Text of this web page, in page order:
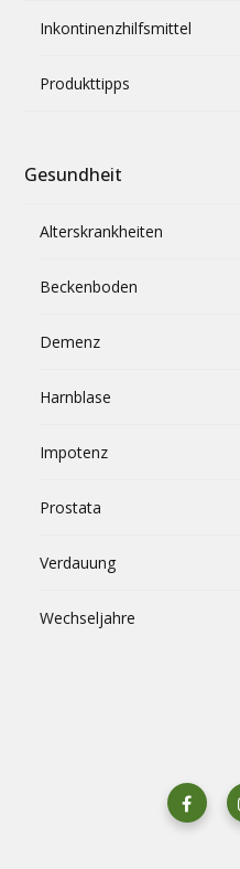
Inkontinenzhilfsmittel
Produkttipps
Gesundheit
Alterskrankheiten
Beckenboden
Demenz
Harnblase
Impotenz
Prostata
Verdauung
Wechseljahre